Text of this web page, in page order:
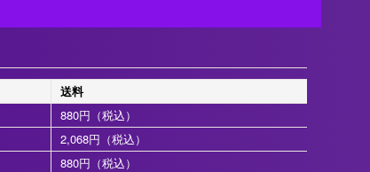
送料
880円（税込）
2,068円（税込）
880円（税込）